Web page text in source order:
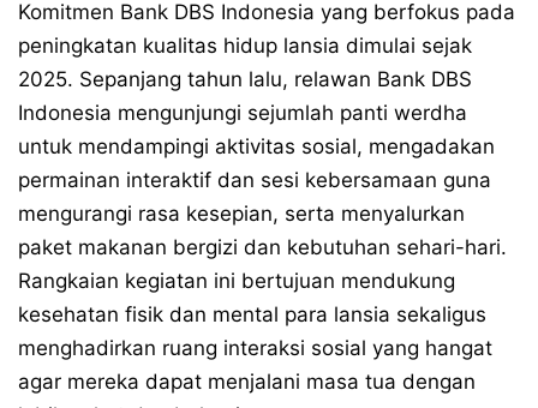
Komitmen Bank DBS Indonesia yang berfokus pada
peningkatan kualitas hidup lansia dimulai sejak
2025. Sepanjang tahun lalu, relawan Bank DBS
Indonesia mengunjungi sejumlah panti werdha
untuk mendampingi aktivitas sosial, mengadakan
permainan interaktif dan sesi kebersamaan guna
mengurangi rasa kesepian, serta menyalurkan
paket makanan bergizi dan kebutuhan sehari-hari.
Rangkaian kegiatan ini bertujuan mendukung
kesehatan fisik dan mental para lansia sekaligus
menghadirkan ruang interaksi sosial yang hangat
agar mereka dapat menjalani masa tua dengan